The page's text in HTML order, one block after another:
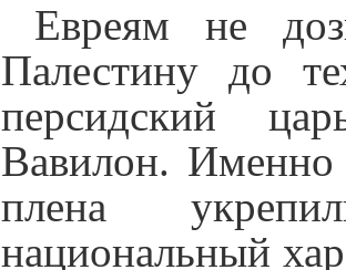
Евреям не
Палестину до
персидский
Вавилон. Именно
плена
национальный